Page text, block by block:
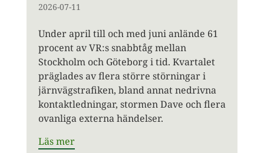
2026-07-11
Under april till och med juni anlände 61
procent av VR:s snabbtåg mellan
Stockholm och Göteborg i tid. Kvartalet
präglades av flera större störningar i
järnvägstrafiken, bland annat nedrivna
kontaktledningar, stormen Dave och flera
ovanliga externa händelser.
Läs mer